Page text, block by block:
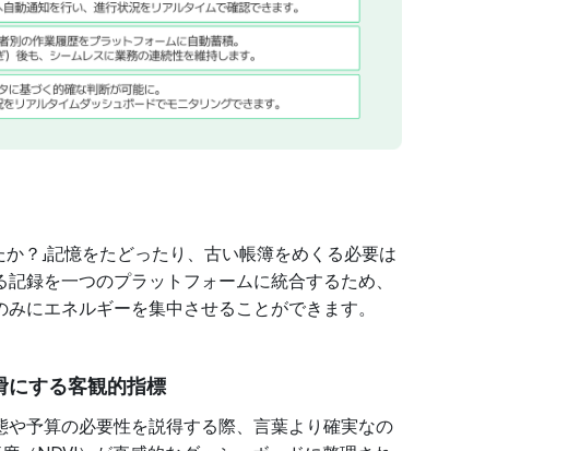
？」記憶をたどったり、古い帳簿をめくる必要は
録を一つのプラットフォームに統合するため、
にエネルギーを集中させることができます。
にする客観的指標
予算の必要性を説得する際、言葉より確実なの